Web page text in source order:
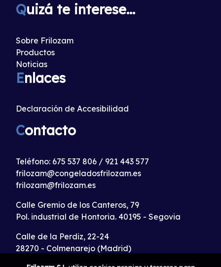
Quizá te interese...
Sobre Frilozam
Productos
Noticias
Enlaces
Declaración de Accesibilidad
Contacto
Teléfono: 675 537 806 / 921 443 577
frilozam@congeladosfrilozam.es
frilozam@frilozam.es
Calle Gremio de los Canteros, 79
Pol. industrial de Hontoria. 40195 - Segovia
Calle de la Perdiz, 22-24
28270 - Colmenarejo (Madrid)